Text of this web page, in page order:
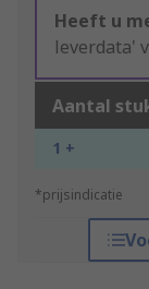
Heeft u
leverdata'
Aantal
1 +
*prijsindicatie